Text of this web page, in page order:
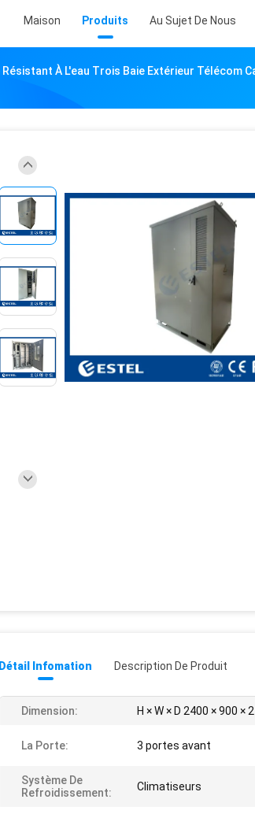
Maison Produits Au Sujet De Nous
Résistant À L'eau Trois Baie Extérieur Télécom
Détail Infomation Description De Produit
Dimension: H × W × D 2400 × 900 ×
La Porte: 3 portes avant
Système De
Refroidissement:
Climatiseurs